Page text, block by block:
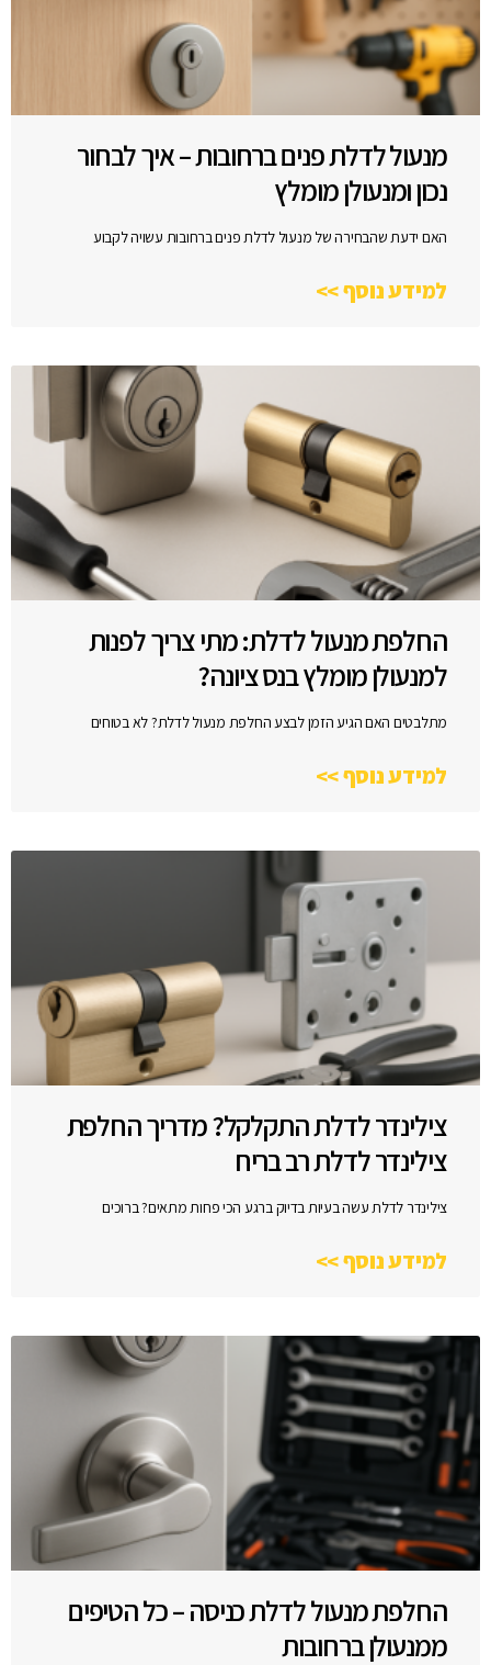
מנעול לדלת פנים ברחובות – איך לבחור
נכון ומנעולן מומלץ
האם ידעת שהבחירה של מנעול לדלת פנים ברחובות עשויה לקבוע
למידע נוסף >>
החלפת מנעול לדלת: מתי צריך לפנות
למנעולן מומלץ בנס ציונה?
מתלבטים האם הגיע הזמן לבצע החלפת מנעול לדלת? לא בטוחים
למידע נוסף >>
צילינדר לדלת התקלקל? מדריך החלפת
צילינדר לדלת רב בריח
צילינדר לדלת עשה בעיות בדיוק ברגע הכי פחות מתאים? ברוכים
למידע נוסף >>
החלפת מנעול לדלת כניסה – כל הטיפים
ממנעולן ברחובות